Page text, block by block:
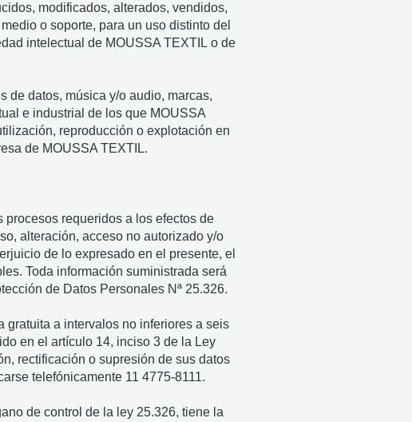
modificados, alterados, vendidos,
o soporte, para un uso distinto del
intelectual de MOUSSA TEXTIL o de
de datos, música y/o audio, marcas,
e industrial de los que MOUSSA
reproducción o explotación en
de MOUSSA TEXTIL.
requeridos a los efectos de
alteración, acceso no autorizado y/o
de lo expresado en el presente, el
Toda información suministrada será
de Datos Personales Nª 25.326.
gratuita a intervalos no inferiores a seis
en el artículo 14, inciso 3 de la Ley
rectificación o supresión de sus datos
telefónicamente 11 4775-8111.
de control de la ley 25.326, tiene la